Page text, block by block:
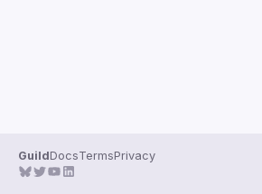
GuildDocsTermsPrivacy